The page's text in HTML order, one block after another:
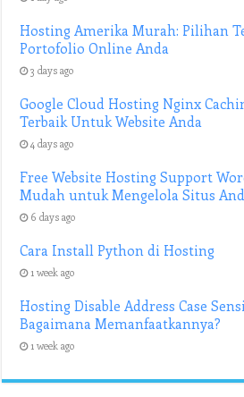
Hosting Amerika Murah: Pilihan
Portofolio Online Anda
3 days ago
Google Cloud Hosting Nginx
Terbaik Untuk Website Anda
4 days ago
Free Website Hosting Support
Mudah untuk Mengelola Situs
6 days ago
Cara Install Python di Hosting
1 week ago
Hosting Disable Address Case
Bagaimana Memanfaatkannya?
1 week ago